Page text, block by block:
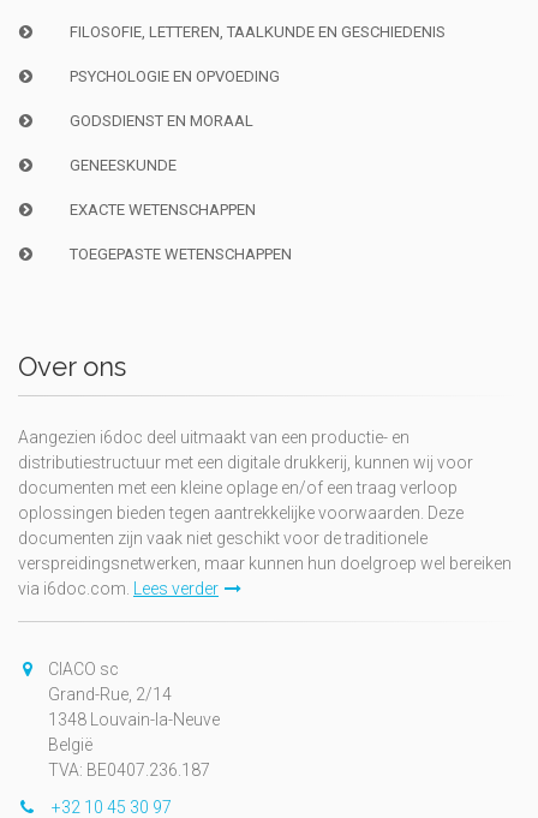
FILOSOFIE, LETTEREN, TAALKUNDE EN GESCHIEDENIS
PSYCHOLOGIE EN OPVOEDING
GODSDIENST EN MORAAL
GENEESKUNDE
EXACTE WETENSCHAPPEN
TOEGEPASTE WETENSCHAPPEN
Over ons
Aangezien i6doc deel uitmaakt van een productie- en
distributiestructuur met een digitale drukkerij, kunnen wij voor
documenten met een kleine oplage en/of een traag verloop
oplossingen bieden tegen aantrekkelijke voorwaarden. Deze
documenten zijn vaak niet geschikt voor de traditionele
verspreidingsnetwerken, maar kunnen hun doelgroep wel bereiken
via i6doc.com. Lees verder
CIACO sc
Grand-Rue, 2/14
1348 Louvain-la-Neuve
België
TVA: BE0407.236.187
+32 10 45 30 97